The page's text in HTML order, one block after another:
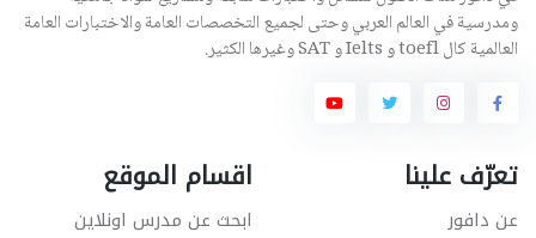
ومدرسية في العالم العربي وحتى لجميع التخصصات العامة والاختبارات العامة
العالمية كال toefl و Ielts و SAT وغيرها الكثير.
تعرّف علينا
عن دافور
اقسام الموقع
ابحث عن مدرس اونلاين